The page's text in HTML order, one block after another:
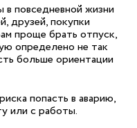
повседневной жизни
друзей, покупки
проще брать отпуск,
определено не так
больше ориентации
попасть в аварию,
или с работы.